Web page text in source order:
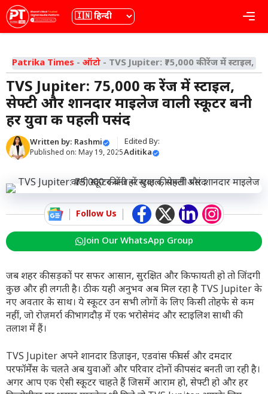
Skip
to
content
भाषा
Patrika Times - ऑटो - TVS Jupiter: ₹75,000 की रेंज में स्टाइल,
TVS Jupiter: ₹75,000 की रेंज में स्टाइल,
सेफ्टी और शानदार माइलेज वाली स्कूटर बनी
हर युवा की पहली पसंद
Written by: Rashmi
Published on: May 19, 2025
Edited By:
Aditika
Follow Us
Join Our WhatsApp Group
जब शहर की सड़कों पर सफर आसान, सुरक्षित और किफायती हो तो जिंदगी
कुछ और ही लगती है। ठीक यही अनुभव अब मिल रहा है TVS Jupiter के
नए अवतार के साथ। ये स्कूटर उन सभी लोगों के लिए किसी तोहफे से कम
नहीं, जो रोज़मर्रा की भागदौड़ में एक भरोसेमंद और स्टाइलिश साथी की
तलाश में हैं।
TVS Jupiter अपने शानदार डिज़ाइन, एडवांस फीचर्स और दमदार
परफॉर्मेंस के चलते अब युवाओं और परिवार दोनों की पसंद बनती जा रही है।
अगर आप एक ऐसी स्कूटर चाहते हैं जिसमें आराम हो, सेफ्टी हो और हर